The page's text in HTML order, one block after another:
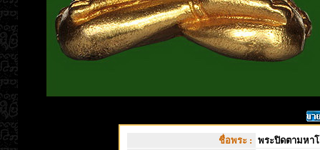
ชื่อพระ : พระปิดตามหา